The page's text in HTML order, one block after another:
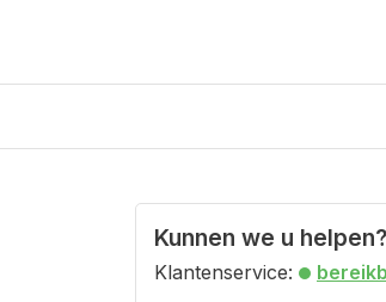
Kunnen we u helpen?
Klantenservice: